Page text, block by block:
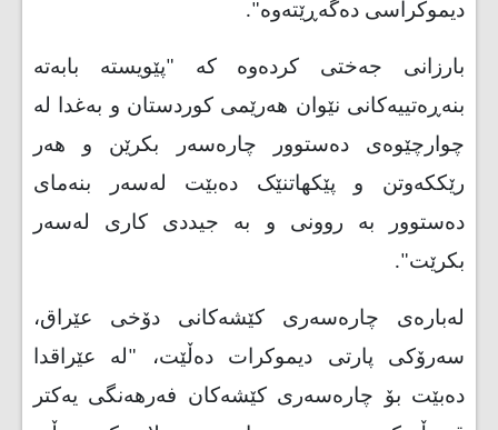
دیموكراسی دەگەڕێتەوە".
بارزانی جەختی کردەوە کە "پێویستە بابەتە
بنەڕەتییەكانی نێوان هەرێمی کوردستان و بەغدا لە
چوارچێوەی دەستوور چارەسەر بكرێن و هەر
رێككەوتن و پێكهاتنێک دەبێت لەسەر بنەمای
دەستوور بە روونی و بە جیددی كاری لەسەر
بكرێت."
لەبارەی چارەسەری کێشەکانی دۆخی عێراق،
سەرۆکی پارتی دیموکرات دەڵێت، "لە عێراقدا
دەبێت بۆ چارەسەری كێشەكان فەرهەنگی یەكتر